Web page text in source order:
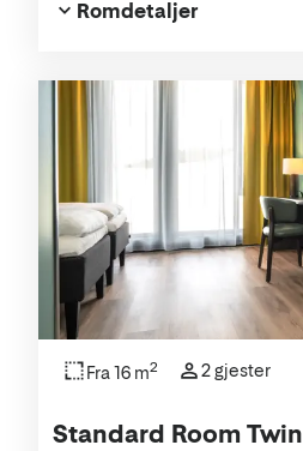
Romdetaljer
Standard Room Twin
Fra 16 m2 2 gjester